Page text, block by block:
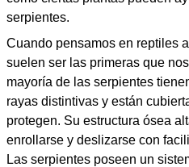
serpientes.
Cuando pensamos en reptiles
suelen ser las primeras que
mayoría de las serpientes
rayas distintivas y están
protegen. Su estructura ósea
enrollarse y deslizarse con
Las serpientes poseen un